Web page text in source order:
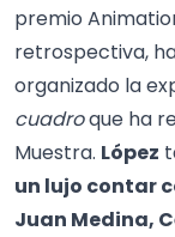
premio
retrospectiva,
organizado la
cuadroque ha
Muestra. López
un lujo contar
Juan Medina,